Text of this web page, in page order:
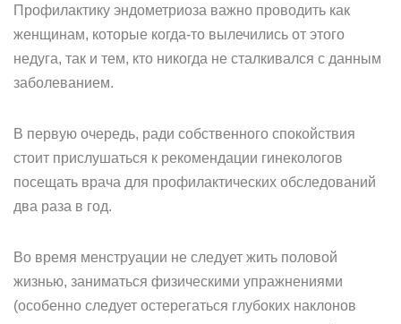
Профилактику эндометриоза важно проводить как
женщинам, которые когда-то вылечились от этого
недуга, так и тем, кто никогда не сталкивался с данным
заболеванием.
В первую очередь, ради собственного спокойствия
стоит прислушаться к рекомендации гинекологов
посещать врача для профилактических обследований
два раза в год.
Во время менструации не следует жить половой
жизнью, заниматься физическими упражнениями
(особенно следует остерегаться глубоких наклонов